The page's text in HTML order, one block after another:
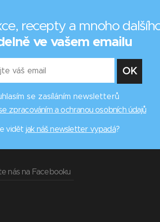
recepty a mnoho
ve vašem emailu
se zasíláním newsletterů
zpracováním a ochranou osobních údajů
vidět jak náš newsletter vypadá?
nás na Facebooku